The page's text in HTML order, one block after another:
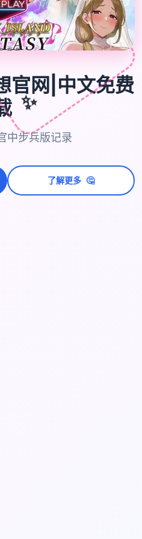
官网|中文免费
✨
中步兵版记录
了解更多 🤔